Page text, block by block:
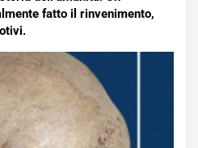
fatto il rinvenimento,